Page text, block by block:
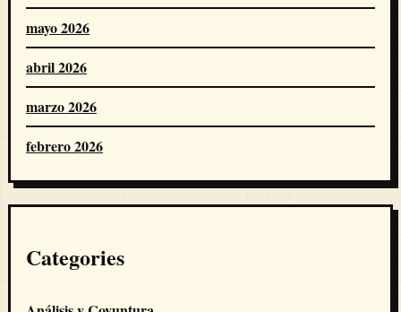
mayo 2026
abril 2026
marzo 2026
febrero 2026
Categories